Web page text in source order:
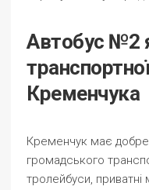
Автобус №2
Кременчука
Кременчук має
громадського
тролейбуси, приватні